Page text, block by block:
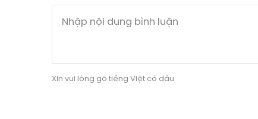
Xin vui lòng gõ tiếng Việt có dấu